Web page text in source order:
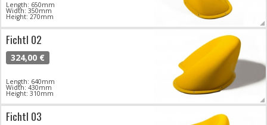
Length: 650mm
Width: 350mm
Height: 270mm
Fichtl 02
324,00 €
Length: 640mm
Width: 430mm
Height: 310mm
Fichtl 03